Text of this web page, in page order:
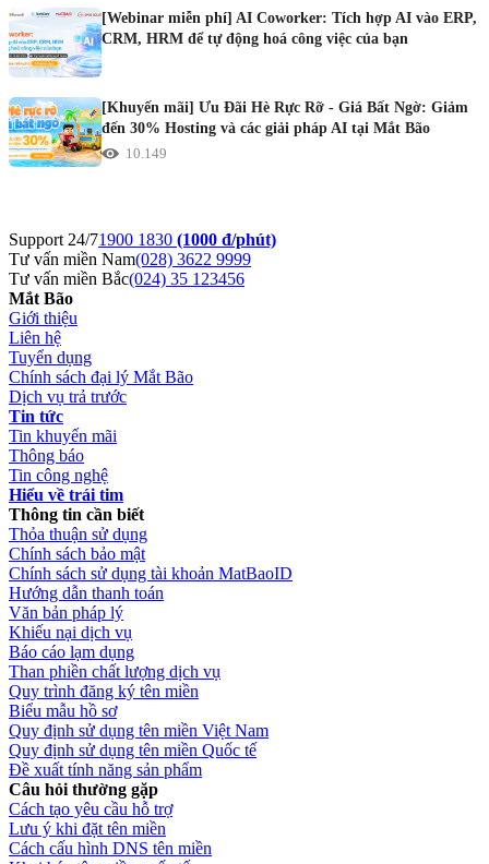
[Webinar miễn phí] AI Coworker: Tích hợp AI vào ERP,
CRM, HRM để tự động hoá công việc của bạn
[Khuyến mãi] Ưu Đãi Hè Rực Rỡ - Giá Bất Ngờ: Giảm
đến 30% Hosting và các giải pháp AI tại Mắt Bão
10.149
Support 24/71900 1830 (1000 đ/phút)
Tư vấn miền Nam(028) 3622 9999
Tư vấn miền Bắc(024) 35 123456
Mắt Bão
Giới thiệu
Liên hệ
Tuyển dụng
Chính sách đại lý Mắt Bão
Dịch vụ trả trước
Tin tức
Tin khuyến mãi
Thông báo
Tin công nghệ
Hiểu về trái tim
Thông tin cần biết
Thỏa thuận sử dụng
Chính sách bảo mật
Chính sách sử dụng tài khoản MatBaoID
Hướng dẫn thanh toán
Văn bản pháp lý
Khiếu nại dịch vụ
Báo cáo lạm dụng
Than phiền chất lượng dịch vụ
Quy trình đăng ký tên miền
Biểu mẫu hồ sơ
Quy định sử dụng tên miền Việt Nam
Quy định sử dụng tên miền Quốc tế
Đề xuất tính năng sản phẩm
Câu hỏi thường gặp
Cách tạo yêu cầu hỗ trợ
Lưu ý khi đặt tên miền
Cách cấu hình DNS tên miền